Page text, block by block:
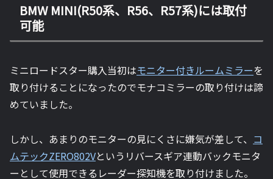
BMW MINI(R50系、R56、R57系)には取付
可能
ミニロードスター購入当初はモニター付きルームミラーを
取り付けることになったのでモナコミラーの取り付けは諦
めていました。
しかし、あまりのモニターの見にくさに嫌気が差して、 コ
ムテックZERO802Vというリバースギア連動バックモニタ
ーとして使用できるレーダー探知機を取り付けました。